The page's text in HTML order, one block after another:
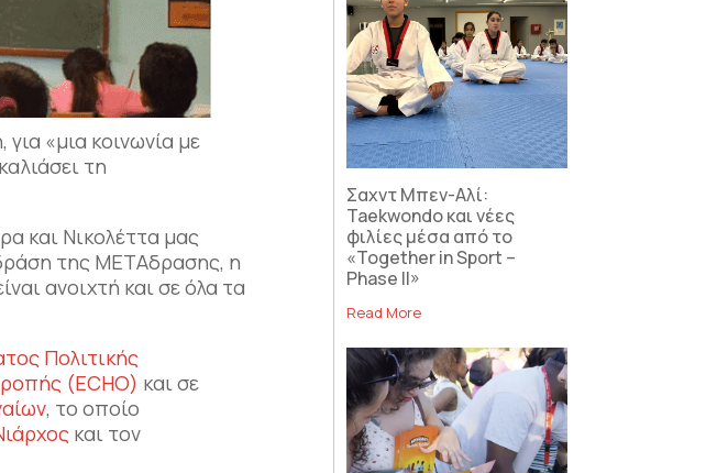
«μια κοινωνία με
τη
και Νικολέττα μας
δράση της ΜΕΤΑδρασης, η
ανοιχτή και σε όλα τα
Πολιτικής
(ECHO) και σε
, το οποίο
και τον
Σαχντ Μπεν-Αλί:
Taekwondo και νέες
φιλίες μέσα από το
«Together in Sport –
Phase II»
Read More